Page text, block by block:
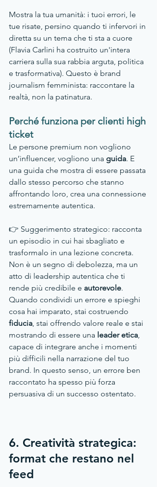
Mostra la tua umanità: i tuoi errori, le
tue risate, persino quando ti infervori in
diretta su un tema che ti sta a cuore
(Flavia Carlini ha costruito un'intera
carriera sulla sua rabbia arguta, politica
e trasformativa). Questo è brand
journalism femminista: raccontare la
realtà, non la patinatura.
Perché funziona per clienti high
ticket
Le persone premium non vogliono
un’influencer, vogliono una guida. E
una guida che mostra di essere passata
dallo stesso percorso che stanno
affrontando loro, crea una connessione
estremamente autentica.
👉 Suggerimento strategico: racconta
un episodio in cui hai sbagliato e
trasformalo in una lezione concreta.
Non è un segno di debolezza, ma un
atto di leadership autentica che ti
rende più credibile e autorevole.
Quando condividi un errore e spieghi
cosa hai imparato, stai costruendo
fiducia, stai offrendo valore reale e stai
mostrando di essere una leader etica,
capace di integrare anche i momenti
più difficili nella narrazione del tuo
brand. In questo senso, un errore ben
raccontato ha spesso più forza
persuasiva di un successo ostentato.
6. Creatività strategica:
format che restano nel
feed